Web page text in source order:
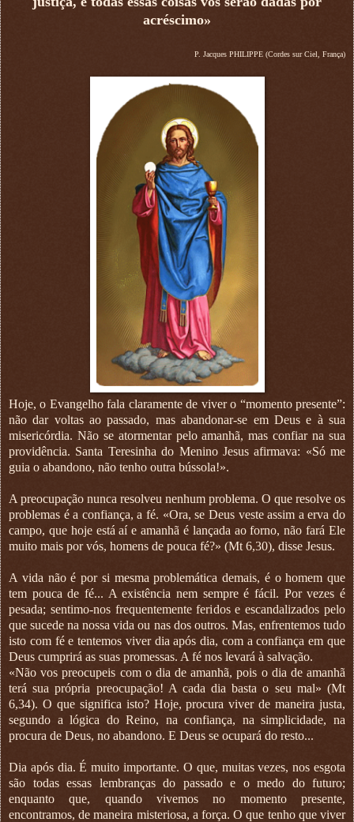
acréscimo»
P. Jacques PHILIPPE (Cordes sur Ciel, França)
Hoje, o Evangelho fala claramente de viver o “momento presente”:
não dar voltas ao passado, mas abandonar-se em Deus e à sua
misericórdia. Não se atormentar pelo amanhã, mas confiar na sua
providência. Santa Teresinha do Menino Jesus afirmava: «Só me
guia o abandono, não tenho outra bússola!».
A preocupação nunca resolveu nenhum problema. O que resolve os
problemas é a confiança, a fé. «Ora, se Deus veste assim a erva do
campo, que hoje está aí e amanhã é lançada ao forno, não fará Ele
muito mais por vós, homens de pouca fé?» (Mt 6,30), disse Jesus.
A vida não é por si mesma problemática demais, é o homem que
tem pouca de fé... A existência nem sempre é fácil. Por vezes é
pesada; sentimo-nos frequentemente feridos e escandalizados pelo
que sucede na nossa vida ou nas dos outros. Mas, enfrentemos tudo
isto com fé e tentemos viver dia após dia, com a confiança em que
Deus cumprirá as suas promessas. A fé nos levará à salvação.
«Não vos preocupeis com o dia de amanhã, pois o dia de amanhã
terá sua própria preocupação! A cada dia basta o seu mal» (Mt
6,34). O que significa isto? Hoje, procura viver de maneira justa,
segundo a lógica do Reino, na confiança, na simplicidade, na
procura de Deus, no abandono. E Deus se ocupará do resto...
Dia após dia. É muito importante. O que, muitas vezes, nos esgota
são todas essas lembranças do passado e o medo do futuro;
enquanto que, quando vivemos no momento presente,
encontramos, de maneira misteriosa, a força. O que tenho que viver